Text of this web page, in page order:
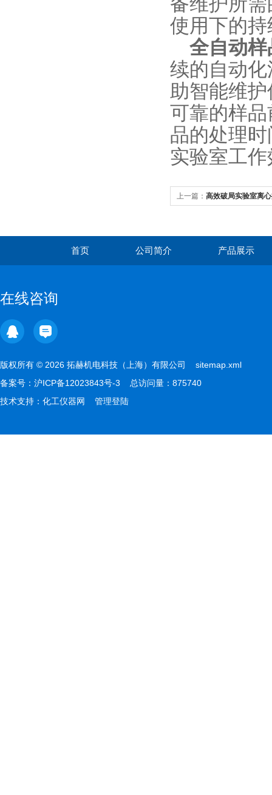
使用下的
全自动
续的自动
助智能维
可靠的样
品的处理
实验室工
上一篇： 高效破局实验室离
首页 公司简介 产品展示
在线咨询
版权所有 © 2026 拓赫机电科技（上海）有限公司 sitemap.xml
备案号： 沪ICP备12023843号-3 总访问量：875740
技术支持： 化工仪器网 管理登陆